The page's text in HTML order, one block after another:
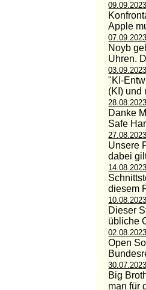
09.09.2023
Apple
07.09.2023
Noyb
Uhren.
03.09.2023
"KI-
(KI) und
28.08.2023
Danke
Safe
27.08.2023
Unsere
dabei
14.08.2023
diesem
10.08.2023
Dieser
übliche
02.08.2023
Open
30.07.2023
Big
man für